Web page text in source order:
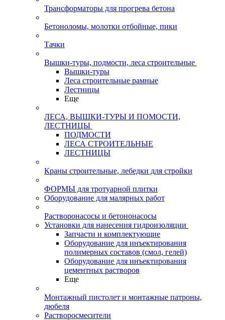
Трансформаторы для прогрева бетона
Бетоноломы, молотки отбойные, пики
Тачки
Вышки-туры, подмости, леса строительные
Вышки-туры
Леса строительные рамные
Лестницы
Еще
ЛЕСА, ВЫШКИ-ТУРЫ И ПОМОСТИ,
ЛЕСТНИЦЫ
ПОДМОСТИ
ЛЕСА СТРОИТЕЛЬНЫЕ
ЛЕСТНИЦЫ
Краны строительные, лебедки для стройки
ФОРМЫ для тротуарной плитки
Оборудование для малярных работ
Растворонасосы и бетононасосы
Установки для нанесения гидроизоляции
Запчасти и комплектующие
Оборудование для инъектирования
полимерных составов (смол, гелей)
Оборудование для инъектирования
цементных растворов
Еще
Монтажный пистолет и монтажные патроны,
дюбеля
Растворосмесители